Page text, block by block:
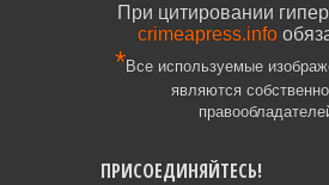
При цитировании
crimeapress.info
*Все используемые
являются
ПРИСОЕДИНЯЙТЕСЬ!